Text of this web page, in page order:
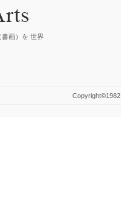
画）を 世界